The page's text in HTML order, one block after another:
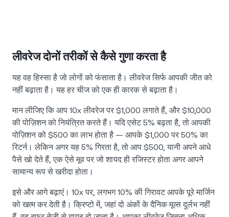
लीवरेज दोनों तरीकों से कैसे गुणा करता है
यह वह हिस्सा है जो लोगों को फंसाता है। लीवरेज सिर्फ आपकी जीत को
नहीं बढ़ाता है। यह हर चीज को एक ही कारक से बढ़ाता है।
मान लीजिए कि आप 10x लीवरेज पर $1,000 लगाते हैं, और $10,000
की पोज़िशन को नियंत्रित करते हैं। यदि एसेट 5% बढ़ता है, तो आपकी
पोज़िशन को $500 का लाभ होता है — आपके $1,000 पर 50% का
रिटर्न। लेकिन अगर यह 5% गिरता है, तो आप $500, यानी अपने आधे
पैसे खो देते हैं, एक ऐसे मूव पर जो शायद ही रजिस्टर होता अगर आपने
सामान्य रूप से खरीदा होता।
इसे और आगे बढ़ाएं। 10x पर, लगभग 10% की गिरावट आपके पूरे मार्जिन
को खत्म कर देती है। क्रिप्टो में, जहां दो अंकों के दैनिक मूव्स दुर्लभ नहीं